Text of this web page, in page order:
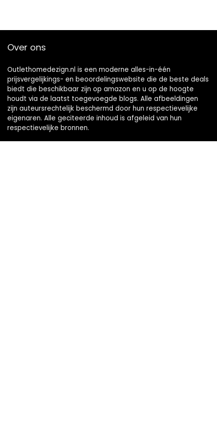
Over ons
Outlethomedezign.nl is een moderne alles-in-één
prijsvergelijkings- en beoordelingswebsite die de beste deals
biedt die beschikbaar zijn op amazon en u op de hoogte
houdt via de laatst toegevoegde blogs. Alle afbeeldingen
zijn auteursrechtelijk beschermd door hun respectievelijke
eigenaren. Alle geciteerde inhoud is afgeleid van hun
respectievelijke bronnen.